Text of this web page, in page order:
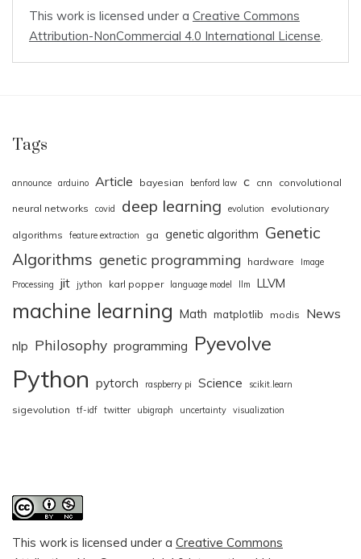
This work is licensed under a Creative Commons
Attribution-NonCommercial 4.0 International License
Tags
announce arduino Article bayesian benford law c cnn convolutional
neural networks covid deep learning evolution evolutionary
algorithms feature extraction ga genetic algorithm Genetic
Algorithms genetic programming hardware
Image
Processing
jit jython karl popper language model llm LLVM
machine learning Math matplotlib modis News
nlp Philosophy programming Pyevolve
Python pytorch raspberry pi Science scikit.learn
sigevolution tf-idf twitter ubigraph uncertainty visualization
This work is licensed under a Creative Commons